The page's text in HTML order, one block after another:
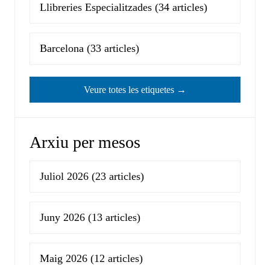
Llibreries Especialitzades (34 articles)
Barcelona (33 articles)
Veure totes les etiquetes →
Arxiu per mesos
Juliol 2026 (23 articles)
Juny 2026 (13 articles)
Maig 2026 (12 articles)